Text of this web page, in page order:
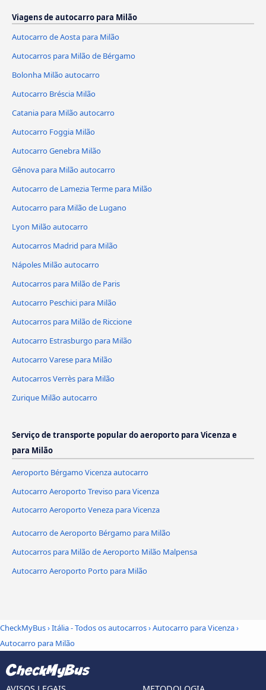
Viagens de autocarro para Milão
Autocarro de Aosta para Milão
Autocarros para Milão de Bérgamo
Bolonha Milão autocarro
Autocarro Bréscia Milão
Catania para Milão autocarro
Autocarro Foggia Milão
Autocarro Genebra Milão
Gênova para Milão autocarro
Autocarro de Lamezia Terme para Milão
Autocarro para Milão de Lugano
Lyon Milão autocarro
Autocarros Madrid para Milão
Nápoles Milão autocarro
Autocarros para Milão de Paris
Autocarro Peschici para Milão
Autocarros para Milão de Riccione
Autocarro Estrasburgo para Milão
Autocarro Varese para Milão
Autocarros Verrès para Milão
Zurique Milão autocarro
Serviço de transporte popular do aeroporto para Vicenza e
para Milão
Aeroporto Bérgamo Vicenza autocarro
Autocarro Aeroporto Treviso para Vicenza
Autocarro Aeroporto Veneza para Vicenza
Autocarro de Aeroporto Bérgamo para Milão
Autocarros para Milão de Aeroporto Milão Malpensa
Autocarro Aeroporto Porto para Milão
CheckMyBus›Itália - Todos os autocarros›Autocarro para Vicenza›
Autocarro para Milão